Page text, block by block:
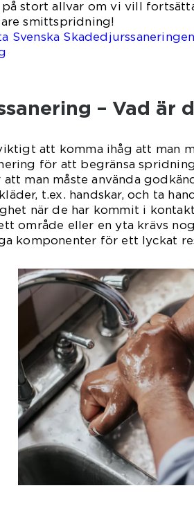
stort allvar om vi vill
smittspridning!
Svenska
– Vad är
att komma ihåg att man
för att begränsa
att man måste använda
t.ex. handskar, och ta
när de har kommit i
område eller en yta krävs
komponenter för ett lyckat